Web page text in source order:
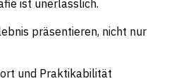
ist unerlässlich.
präsentieren, nicht nur
und Praktikabilität